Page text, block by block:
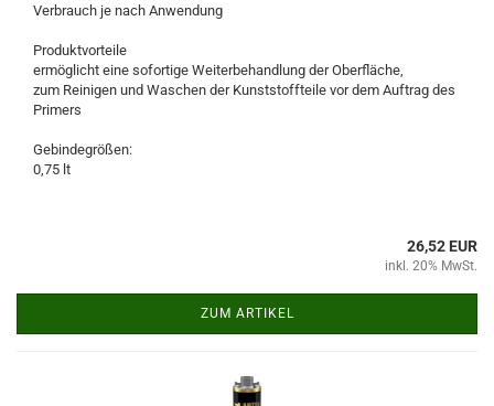
Verbrauch je nach Anwendung
Produktvorteile
ermöglicht eine sofortige Weiterbehandlung der Oberfläche,
zum Reinigen und Waschen der Kunststoffteile vor dem Auftrag des
Primers
Gebindegrößen:
0,75 lt
26,52 EUR
inkl. 20% MwSt.
ZUM ARTIKEL